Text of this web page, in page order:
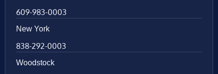
609-983-0003
New York
838-292-0003
Woodstock